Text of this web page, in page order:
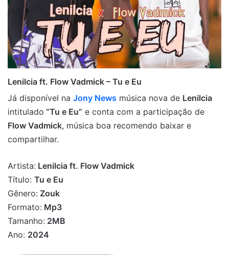
Lenilcia ft. Flow Vadmick – Tu e Eu
Já disponível na Jony News música nova de Lenilcia
intitulado “Tu e Eu” e conta com a participação de
Flow Vadmick, música boa recomendo baixar e
compartilhar.
Artista: Lenilcia ft. Flow Vadmick
Título: Tu e Eu
Gênero: Zouk
Formato: Mp3
Tamanho: 2MB
Ano: 2024